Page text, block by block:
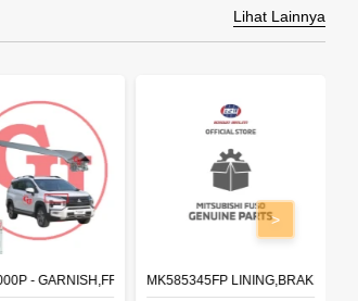
Lihat Lainnya
- GARNISH,FR BUMPER SIDEMK585345FP LINING,BRAKE
>